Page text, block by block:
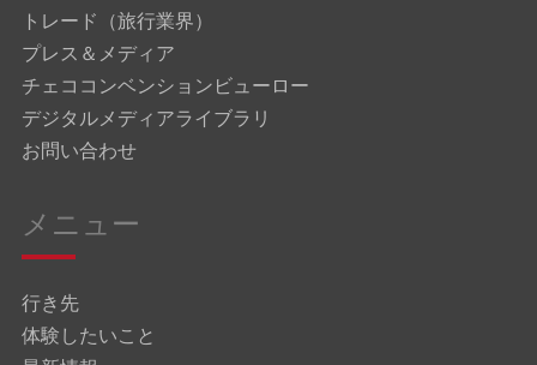
トレード（旅行業界）
プレス＆メディア
チェココンベンションビューロー
デジタルメディアライブラリ
お問い合わせ
メニュー
行き先
体験したいこと